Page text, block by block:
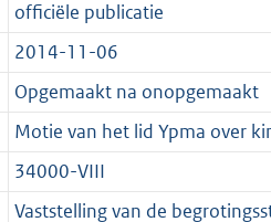
d
s
g
r
o
o
t
n
d
s
g
r
o
o
officiële publicatie
2014-11-06
Opgemaakt na onopgemaakt
Motie van het lid Ypma over
34000-VIII
Vaststelling van de